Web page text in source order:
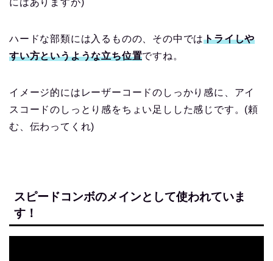
にはありますが)
ハードな部類には入るものの、その中ではトライしや
すい方というような立ち位置ですね。
イメージ的にはレーザーコードのしっかり感に、アイ
スコードのしっとり感をちょい足しした感じです。(頼
む、伝わってくれ)
スピードコンボのメインとして使われていま
す！